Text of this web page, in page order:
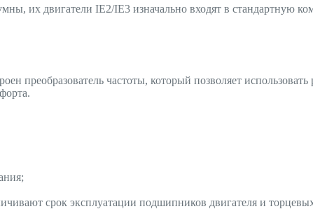
их двигатели IE2/IE3 изначально входят в стандартную
преобразователь частоты, который позволяет
срок эксплуатации подшипников двигателя и